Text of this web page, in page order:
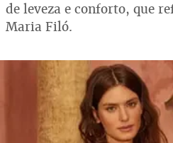
de leveza e conforto, que
Maria Filó.